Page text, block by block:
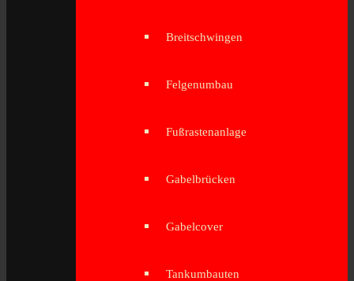
Breitschwingen
Felgenumbau
Fußrastenanlage
Gabelbrücken
Gabelcover
Tankumbauten